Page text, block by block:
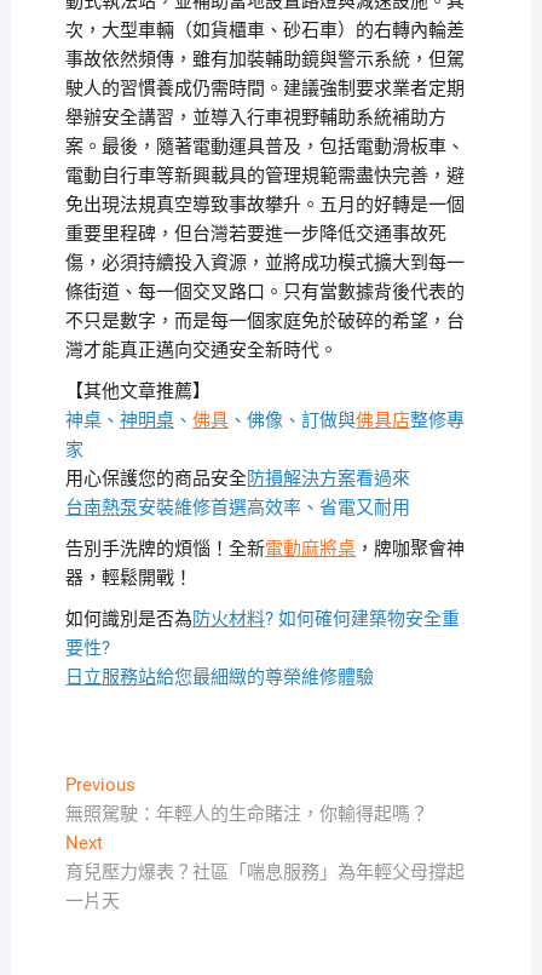
次，大型車輛（如貨櫃車、砂石車）的右轉內輪差
事故依然頻傳，雖有加裝輔助鏡與警示系統，但駕
駛人的習慣養成仍需時間。建議強制要求業者定期
舉辦安全講習，並導入行車視野輔助系統補助方
案。最後，隨著電動運具普及，包括電動滑板車、
電動自行車等新興載具的管理規範需盡快完善，避
免出現法規真空導致事故攀升。五月的好轉是一個
重要里程碑，但台灣若要進一步降低交通事故死
傷，必須持續投入資源，並將成功模式擴大到每一
條街道、每一個交叉路口。只有當數據背後代表的
不只是數字，而是每一個家庭免於破碎的希望，台
灣才能真正邁向交通安全新時代。
【其他文章推薦】
神桌、 神明桌、 佛具、佛像、訂做與佛具店整修專
家
用心保護您的商品安全防損解決方案看過來
台南熱泵安裝維修首選高效率、省電又耐用
告別手洗牌的煩惱！全新電動麻將桌，牌咖聚會神
器，輕鬆開戰！
如何識別是否為防火材料? 如何確何建築物安全重
要性?
日立服務站給您最細緻的尊榮維修體驗
文
章
導
覽
PreviousPrevious
post:
無照駕駛：年輕人的生命賭注，你輸得起嗎？
NextNext
post:
育兒壓力爆表？社區「喘息服務」為年輕父母撐起
一片天